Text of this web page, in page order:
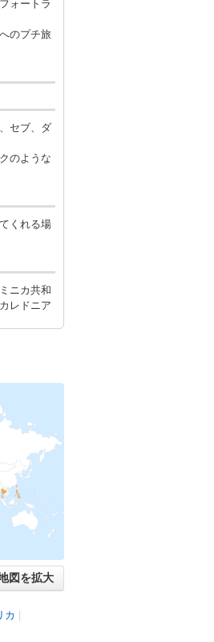
のプチ旅
セブ、ダ
のような
くれる場
ニカ共和
レドニア
図を拡大
カ |